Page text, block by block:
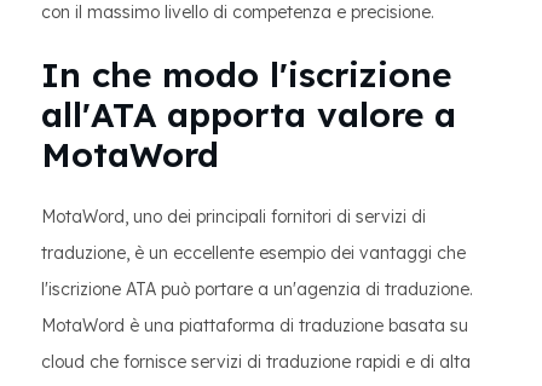
con il massimo livello di competenza e precisione.
In che modo l'iscrizione
all'ATA apporta valore a
MotaWord
MotaWord, uno dei principali fornitori di servizi di
traduzione, è un eccellente esempio dei vantaggi che
l'iscrizione ATA può portare a un'agenzia di traduzione.
MotaWord è una piattaforma di traduzione basata su
cloud che fornisce servizi di traduzione rapidi e di alta